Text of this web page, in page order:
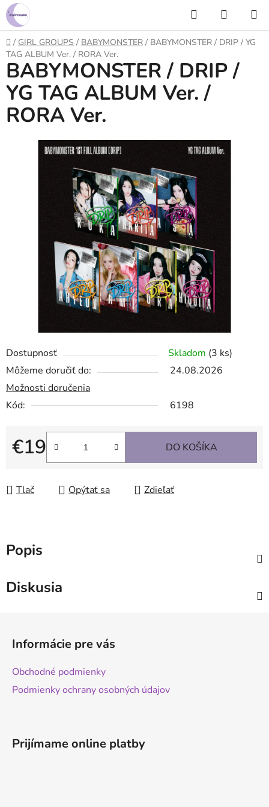
Prejsť
na
obsah
Hľadať
KOŠÍK
Domov
/ GIRL GROUPS / BABYMONSTER / BABYMONSTER / DRIP / YG
TAG ALBUM Ver. / RORA Ver.
Dostupnosť Skladom (3 ks)
Môžeme doručiť do:
24.08.2026
Možnosti doručenia
Kód:
6198
€19
Jednotková cena:
DO KOŠÍKA
Tlač Opýtať sa Zdieľať
BABYMONSTER / DRIP /
YG TAG ALBUM Ver. /
RORA Ver.
Popis
Diskusia
Informácie pre vás
Obchodné podmienky
Podmienky ochrany osobných údajov
Prijímame online platby